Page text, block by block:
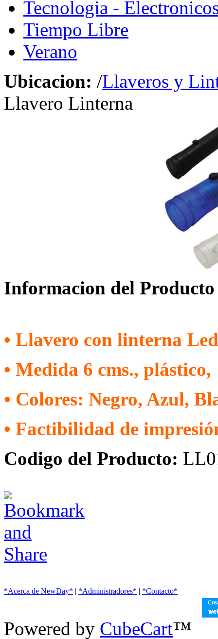
Tecnologia -
Tiempo Libre
Verano
Ubicacion: /Llaveros y
Llavero Linterna
Informacion del Producto
• Llavero con linterna
• Medida 6 cms., plástico,
• Colores: Negro, Azul,
• Factibilidad de
Codigo del Producto:
*Acerca de NewDay* | *Administradores* | *Contacto*
Powered by CubeCart™